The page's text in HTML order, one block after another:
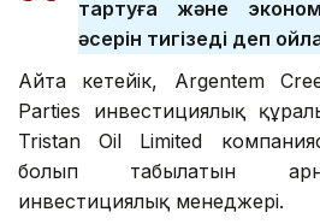
тартуға және
әсерін тигізеді деп
Айта кетейік, Argentem
Parties инвестициялық
Tristan Oil Limited
болып табылатын
инвестициялық менеджері.